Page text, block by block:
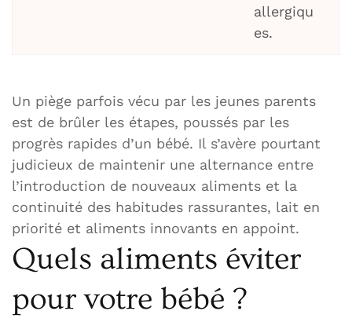
allergiqu
es.
Un piège parfois vécu par les jeunes parents
est de brûler les étapes, poussés par les
progrès rapides d’un bébé. Il s’avère pourtant
judicieux de maintenir une alternance entre
l’introduction de nouveaux aliments et la
continuité des habitudes rassurantes, lait en
priorité et aliments innovants en appoint.
Quels aliments éviter
pour votre bébé ?